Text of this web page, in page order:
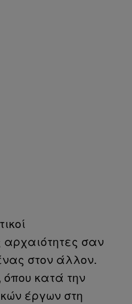
αρχαιότητες σαν
στον άλλον.
όπου κατά την
έργων στη